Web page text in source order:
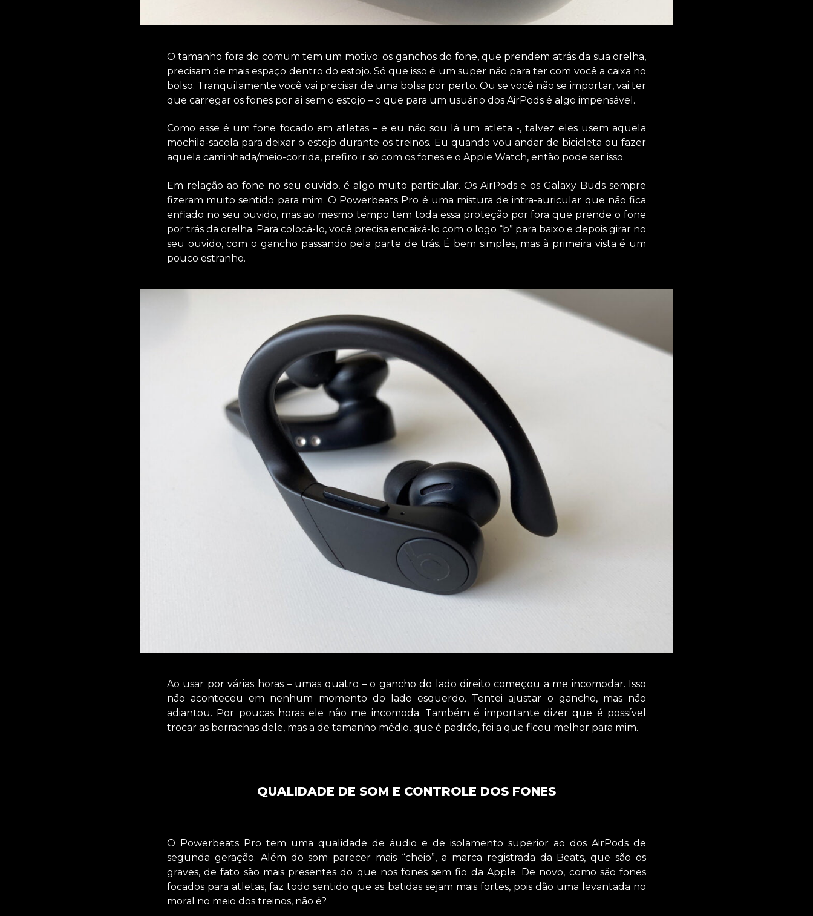
O tamanho fora do comum tem um motivo: os ganchos do fone, que prendem atrás da sua orelha,
precisam de mais espaço dentro do estojo. Só que isso é um super não para ter com você a caixa no
bolso. Tranquilamente você vai precisar de uma bolsa por perto. Ou se você não se importar, vai ter
que carregar os fones por aí sem o estojo – o que para um usuário dos AirPods é algo impensável.
Como esse é um fone focado em atletas – e eu não sou lá um atleta -, talvez eles usem aquela
mochila-sacola para deixar o estojo durante os treinos. Eu quando vou andar de bicicleta ou fazer
aquela caminhada/meio-corrida, prefiro ir só com os fones e o Apple Watch, então pode ser isso.
Em relação ao fone no seu ouvido, é algo muito particular. Os AirPods e os Galaxy Buds sempre
fizeram muito sentido para mim. O Powerbeats Pro é uma mistura de intra-auricular que não fica
enfiado no seu ouvido, mas ao mesmo tempo tem toda essa proteção por fora que prende o fone
por trás da orelha. Para colocá-lo, você precisa encaixá-lo com o logo “b” para baixo e depois girar no
seu ouvido, com o gancho passando pela parte de trás. É bem simples, mas à primeira vista é um
pouco estranho.
Ao usar por várias horas – umas quatro – o gancho do lado direito começou a me incomodar. Isso
não aconteceu em nenhum momento do lado esquerdo. Tentei ajustar o gancho, mas não
adiantou. Por poucas horas ele não me incomoda. Também é importante dizer que é possível
trocar as borrachas dele, mas a de tamanho médio, que é padrão, foi a que ficou melhor para mim.
QUALIDADE DE SOM E CONTROLE DOS FONES
O Powerbeats Pro tem uma qualidade de áudio e de isolamento superior ao dos AirPods de
segunda geração. Além do som parecer mais “cheio”, a marca registrada da Beats, que são os
graves, de fato são mais presentes do que nos fones sem fio da Apple. De novo, como são fones
focados para atletas, faz todo sentido que as batidas sejam mais fortes, pois dão uma levantada no
moral no meio dos treinos, não é?